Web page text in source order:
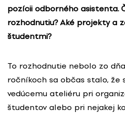
pozícii odborného asistenta.
rozhodnutiu? Aké projekty a
študentmi?
To rozhodnutie nebolo zo
ročníkoch sa občas stalo, že
vedúcemu ateliéru pri
študentov alebo pri nejakej